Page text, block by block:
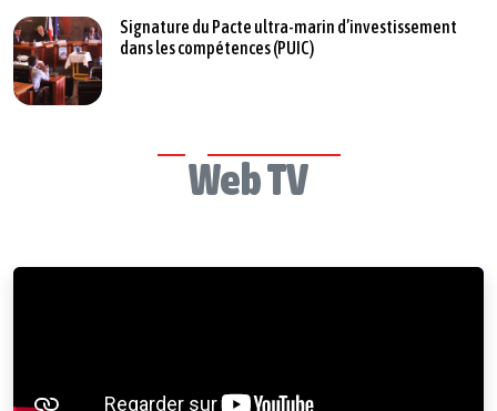
Signature du Pacte ultra-marin d’investissement
dans les compétences (PUIC)
Web TV